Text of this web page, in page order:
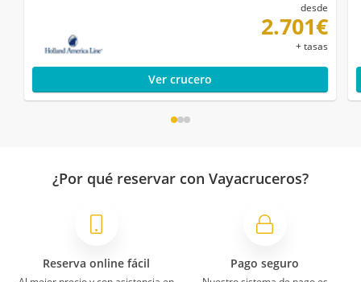
desde
2.701€
+ tasas
Ver crucero
¿Por qué reservar con Vayacruceros?
Reserva online fácil Pago seguro